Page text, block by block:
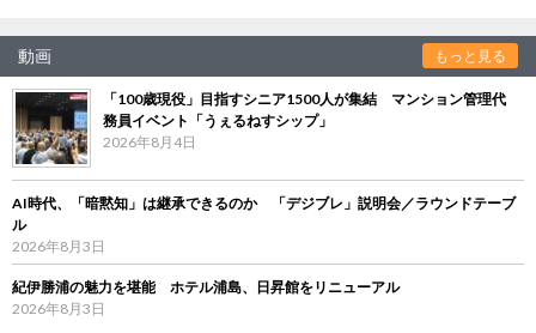
動画 もっと見る
「100歳現役」目指すシニア1500人が集結 マンション管理代
務員イベント「うぇるねすシップ」
2026年8月4日
AI時代、「暗黙知」は継承できるのか 「デジブレ」説明会／ラウンドテーブ
ル
2026年8月3日
紀伊勝浦の魅力を堪能 ホテル浦島、日昇館をリニューアル
2026年8月3日